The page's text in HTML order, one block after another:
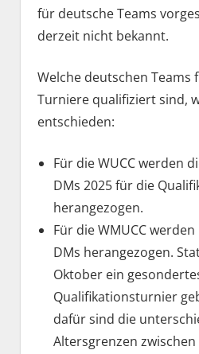
für deutsche Teams
derzeit nicht bekannt.
Welche deutschen Teams
Turniere qualifiziert sind,
entschieden:
Für die WUCC werden
DMs 2025 für die
herangezogen.
Für die WMUCC
DMs herangezogen.
Oktober ein
Qualifikationsturnier
dafür sind die
Altersgrenzen